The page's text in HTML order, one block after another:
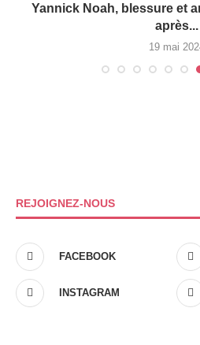
Yannick Noah, blessure et
après...
19 mai
REJOIGNEZ-NOUS
FACEBOOK
INSTAGRAM